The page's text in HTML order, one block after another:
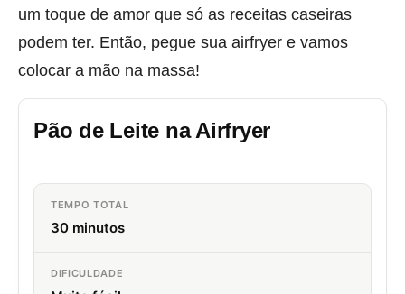
um toque de amor que só as receitas caseiras
podem ter. Então, pegue sua airfryer e vamos
colocar a mão na massa!
Pão de Leite na Airfryer
TEMPO TOTAL
30 minutos
DIFICULDADE